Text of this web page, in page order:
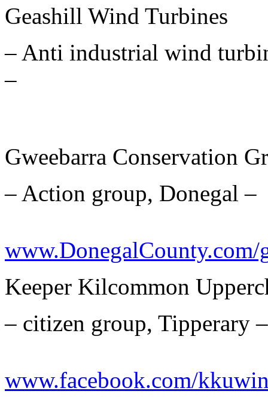
Geashill Wind Turbines
– Anti industrial wind
–
Gweebarra Conservation
– Action group, Donegal –
www.DonegalCounty.com/
Keeper Kilcommon
– citizen group, Tipperary –
www.facebook.com/